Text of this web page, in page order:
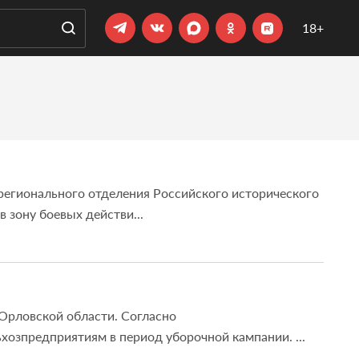
18+
отделения Российского исторического
боевых действи...
области. Согласно
в период уборочной кампании. ...